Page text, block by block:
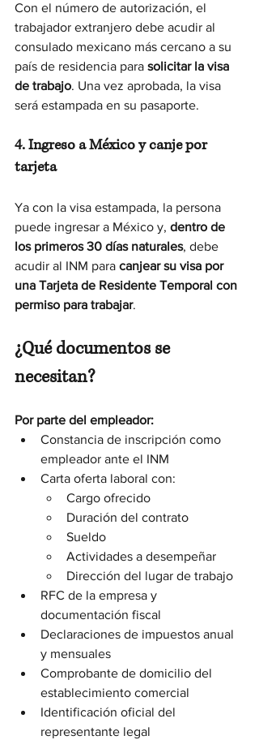
Con el número de autorización, el
trabajador extranjero debe acudir al
consulado mexicano más cercano a su
país de residencia para solicitar la visa
de trabajo. Una vez aprobada, la visa
será estampada en su pasaporte.
4. Ingreso a México y canje por
tarjeta
Ya con la visa estampada, la persona
puede ingresar a México y, dentro de
los primeros 30 días naturales, debe
acudir al INM para canjear su visa por
una Tarjeta de Residente Temporal con
permiso para trabajar.
¿Qué documentos se
necesitan?
Por parte del empleador:
Constancia de inscripción como
empleador ante el INM
Carta oferta laboral con:
Cargo ofrecido
Duración del contrato
Sueldo
Actividades a desempeñar
Dirección del lugar de trabajo
RFC de la empresa y
documentación fiscal
Declaraciones de impuestos anual
y mensuales
Comprobante de domicilio del
establecimiento comercial
Identificación oficial del
representante legal